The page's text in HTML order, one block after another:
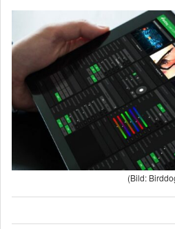
(Bild: